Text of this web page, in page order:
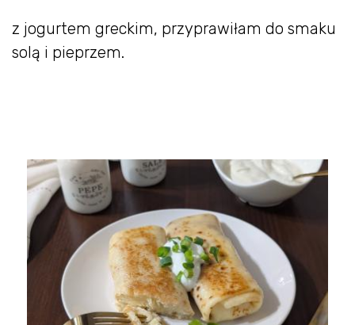
z jogurtem greckim, przyprawiłam do smaku
solą i pieprzem.